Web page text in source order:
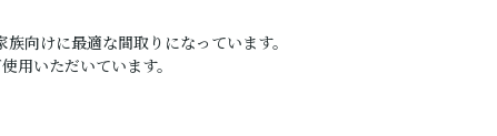
向けに最適な間取りになっています。
用いただいています。